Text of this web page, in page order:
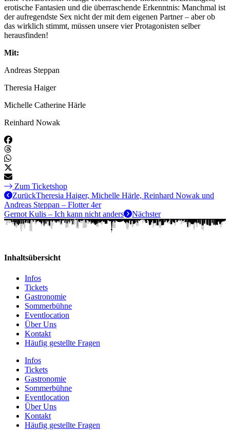
erotische Fantasien und die überraschende Erkenntnis: Manchmal ist
der aufregendste Sex nicht der mit dem eigenen Partner – aber ob
das wirklich stimmt, müssen unsere vier Protagonisten selber
herausfinden!
Mit:
Andreas Steppan
Theresia Haiger
Michelle Catherine Härle
Reinhard Nowak
Zum Ticketshop
ZurückTheresia Haiger, Michelle Härle, Reinhard Nowak und
Andreas Steppan – Flotter 4er
Gernot Kulis – Ich kann nicht anders
Nächster
Inhaltsübersicht
Infos
Tickets
Gastronomie
Sommerbühne
Eventlocation
Über Uns
Kontakt
Häufig gestellte Fragen
Infos
Tickets
Gastronomie
Sommerbühne
Eventlocation
Über Uns
Kontakt
Häufig gestellte Fragen